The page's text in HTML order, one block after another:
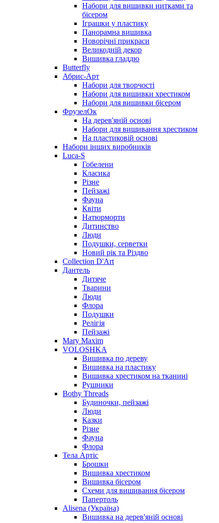
Набори для вишивки нитками та
бісером
Іграшки у пластику
Панорамна вишивка
Новорічні прикраси
Великодній декор
Вишивка гладдю
Butterfly
Абрис-Арт
Набори для творчості
Набори для вишивки хрестиком
Набори для вишивки бісером
ФрузелОк
На дерев'яній основі
Набори для вишивання хрестиком
На пластиковій основі
Набори інших виробників
Luca-S
Гобелени
Класика
Різне
Пейзажі
Фауна
Квіти
Натюрморти
Дитинство
Люди
Подушки, серветки
Новий рік та Різдво
Collection D'Art
Дантель
Дитяче
Тварини
Люди
Флора
Подушки
Релігія
Пейзажі
Mary Maxim
VOLOSHKA
Вишивка по дереву
Вишивка на пластику
Вишивка хрестиком на тканині
Рушники
Bothy Threads
Будиночки, пейзажі
Люди
Казки
Різне
Фауна
Флора
Тела Артіс
Брошки
Вишивка хрестиком
Вишивка бісером
Схеми для вишивання бісером
Папертоль
Alisena (Україна)
Вишивка на дерев'яній основі